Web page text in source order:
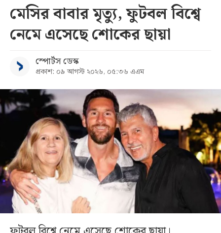
মেসির বাবার মৃত্যু, ফুটবল বিশ্বে
নেমে এসেছে শোকের ছায়া
স্পোর্টস ডেস্ক
প্রকাশ: ০৯ আগস্ট ২০২৬, ০৫:৩৬ এএম